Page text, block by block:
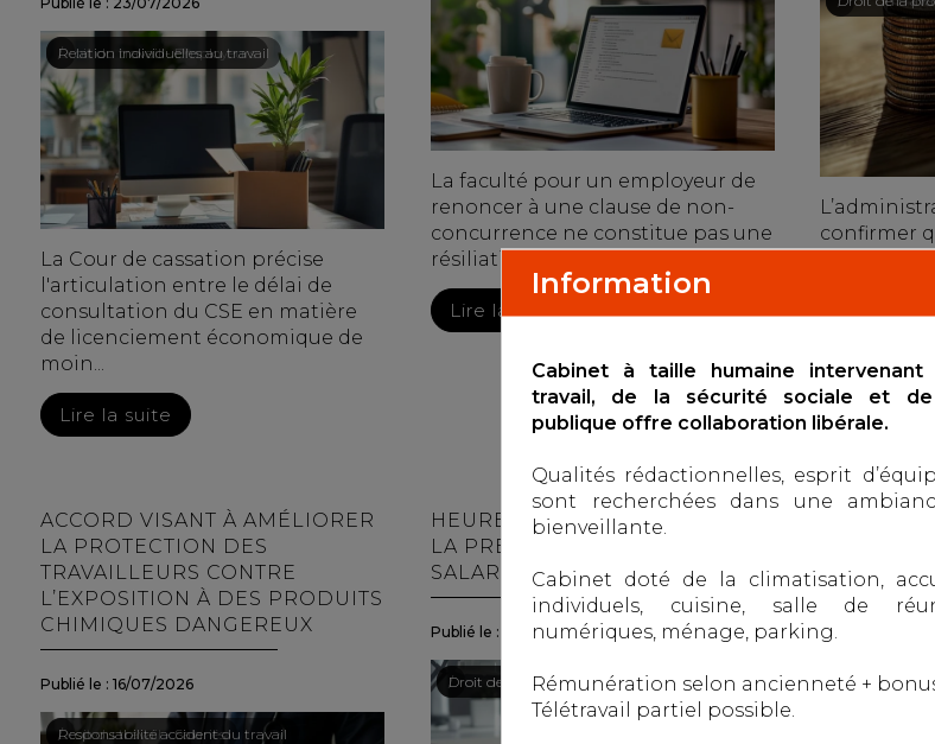
Droit du travail - Employeurs
/Relation individuelles au travail
La Cour de cassation précise
l'articulation entre le délai de
consultation du CSE en matière
de licenciement économique de
moin...
Lire la suite
La faculté pour un employeur de
renoncer à une clause de non-
concurrence ne constitue pas une
résiliation de convention au sens...
Lire la suite
confirmer
l'allocation
ne sera
ACCORD VISANT À AMÉLIORER
LA PROTECTION DES
TRAVAILLEURS CONTRE
L’EXPOSITION À DES PRODUITS
CHIMIQUES DANGEREUX
Publié le :16/07/2026
Droit du travail - Salariés
/Responsabilité accident du travail
HEURES SUPPLÉMENTAIRES :
LA PREUVE EXIGÉE DU
SALARIÉ PRÉCISÉE
Publié le : 15/07/2026
Droit du travail - Salariés
/Droit de la protection sociale
LES
Information
Cabinet à taille humaine
travail, de la sécurité sociale et
publique offre collaboration libérale.
Qualités rédactionnelles, esprit
sont recherchées dans une
bienveillante.
Cabinet doté de la climatisation,
individuels, cuisine, salle de
numériques, ménage, parking.
Rémunération selon ancienneté +
Télétravail partiel possible.